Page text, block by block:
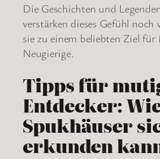
Die Geschichten und
verstärken dieses Gefühl
sie zu einem beliebten Ziel
Neugierige.
Tipps für
Entdecker:
Spukhäuser
erkunden